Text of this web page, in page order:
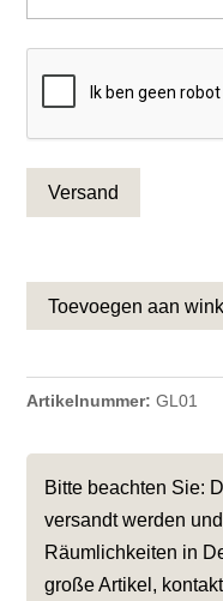
Toevoegen aan
Artikelnummer: GL01
Bitte beachten Sie:
versandt werden
Räumlichkeiten in
große Artikel,